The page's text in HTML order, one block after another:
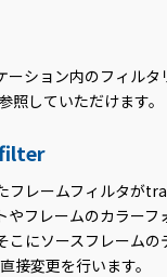
ション内のフィル
照していただけます。
フレームフィルタ
やフレームのカラー
こにソースフレーム
変更を行います。